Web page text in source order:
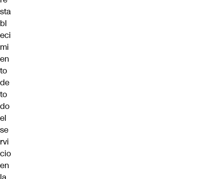
sta
bl
eci
mi
en
to
de
to
do
el
se
rvi
cio
en